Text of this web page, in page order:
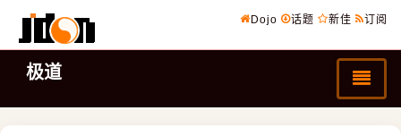
Dojo 话题 新佳 订阅
极道